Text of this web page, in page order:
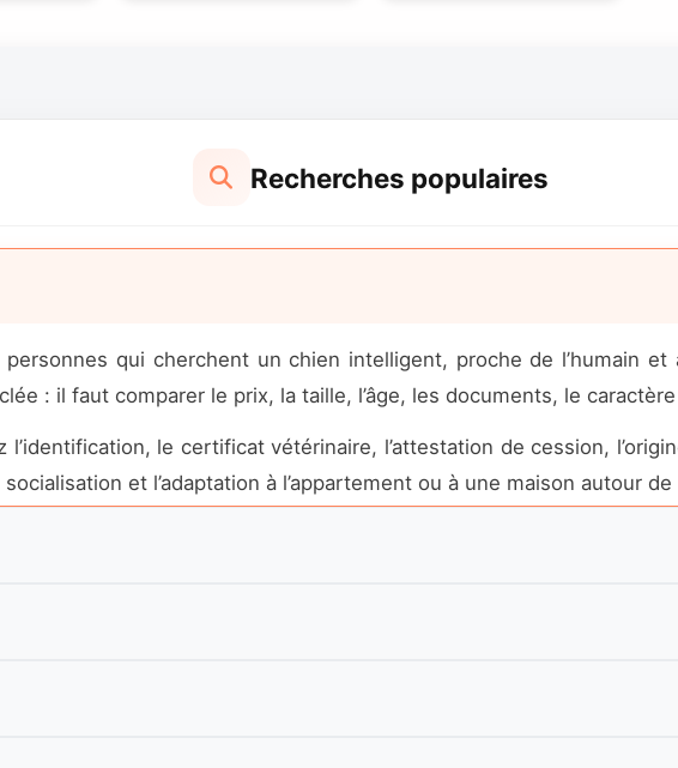
Recherches populaires
qui cherchent un chien intelligent, proche de l’humain
: il faut comparer le prix, la taille, l’âge, les documents, le
le certificat vétérinaire, l’attestation de cession,
et l’adaptation à l’appartement ou à une maison autour de
frisé, vif, affectueux et bien décrit avant l’achat.
Caniche toy, nain, moyen ou royal, avec des informations
et un budget qui dépasse largement le prix affiché.